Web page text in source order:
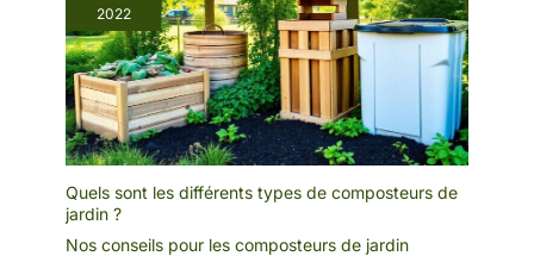
2022
Quels sont les différents types de composteurs de
jardin ?
Nos conseils pour les composteurs de jardin